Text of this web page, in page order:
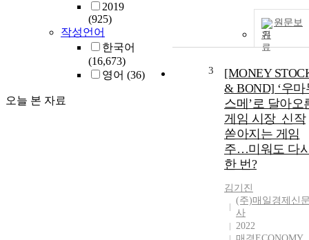
2019
(925)
작성언어
한국어
(16,673)
영어 (36)
오늘 본 자료
원문보
기
3
[MONEY
& BOND] ‘우마
스메’로 달아오
게임 시장_신작
쏟아지는 게임
주…미워도 다
한 번?
김기진
(주)매일경제신
사
2022